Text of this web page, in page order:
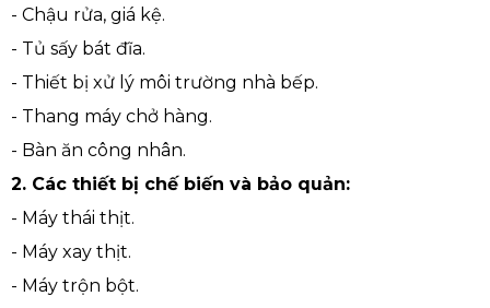
- Chậu rửa, giá kệ.
- Tủ sấy bát đĩa.
- Thiết bị xử lý môi trường nhà bếp.
- Thang máy chở hàng.
- Bàn ăn công nhân.
2. Các thiết bị chế biến và bảo quản:
- Máy thái thịt.
- Máy xay thịt.
- Máy trộn bột.